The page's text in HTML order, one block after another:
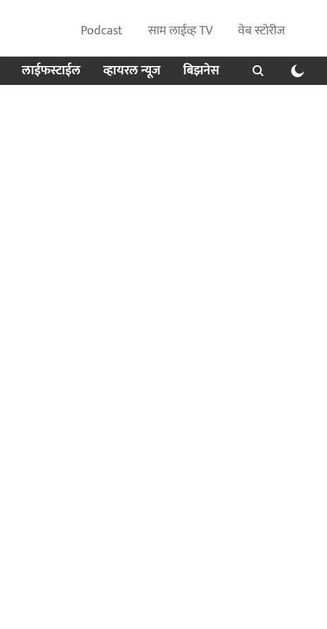
Podcast साम लाईव्ह TV
वेब स्टोरीज
लाईफस्टाईल व्हायरल न्यूज बिझनेस